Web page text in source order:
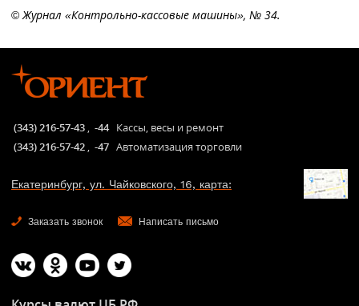
©Журнал «Контрольно-кассовые машины», № 34.
(343) 216-57-43 , -44 Кассы, весы и ремонт
(343) 216-57-42 , -47 Автоматизация торговли
Екатеринбург, ул. Чайковского, 16, карта:
Заказать звонок Написать письмо